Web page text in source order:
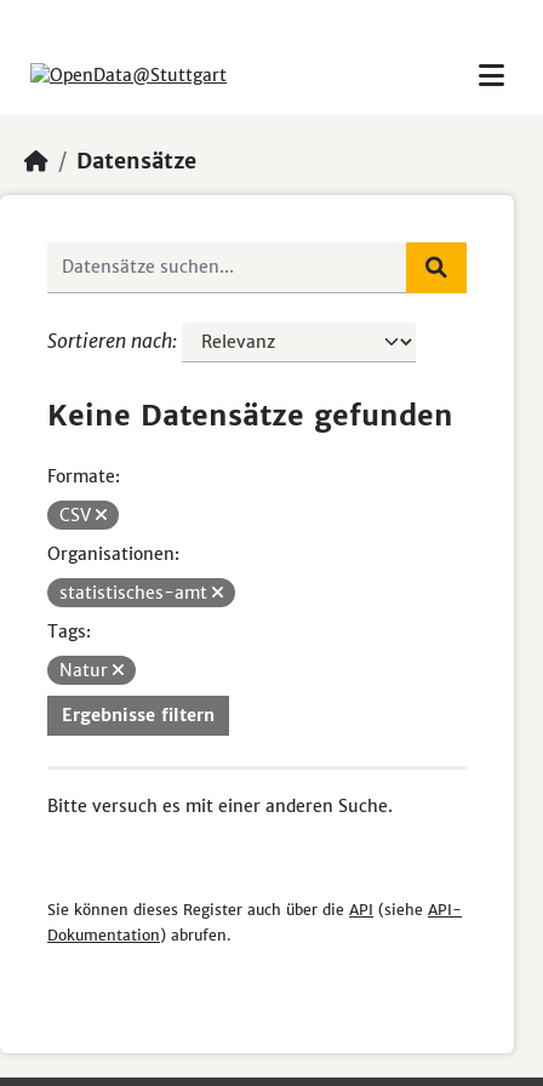
Datensätze
Sortieren nach
Keine Datensätze gefunden
Formate:
CSV
Organisationen:
statistisches-amt
Tags:
Natur
Ergebnisse filtern
Bitte versuch es mit einer anderen Suche.
Sie können dieses Register auch über die API (siehe API-
Dokumentation) abrufen.